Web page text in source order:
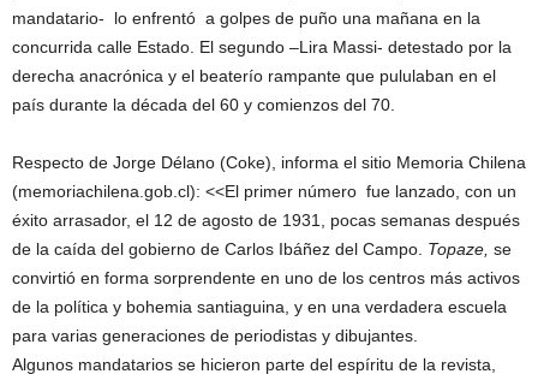
mandatario- lo enfrentó a golpes de puño una mañana en la
concurrida calle Estado. El segundo –Lira Massi- detestado por la
derecha anacrónica y el beaterío rampante que pululaban en el
país durante la década del 60 y comienzos del 70.
Respecto de Jorge Délano (Coke), informa el sitio Memoria Chilena
(memoriachilena.gob.cl): <<El primer número fue lanzado, con un
éxito arrasador, el 12 de agosto de 1931, pocas semanas después
de la caída del gobierno de Carlos Ibáñez del Campo. Topaze, se
convirtió en forma sorprendente en uno de los centros más activos
de la política y bohemia santiaguina, y en una verdadera escuela
para varias generaciones de periodistas y dibujantes.
Algunos mandatarios se hicieron parte del espíritu de la revista,